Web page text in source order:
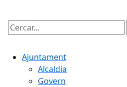
Cercar:
Ajuntament
Alcaldia
Govern